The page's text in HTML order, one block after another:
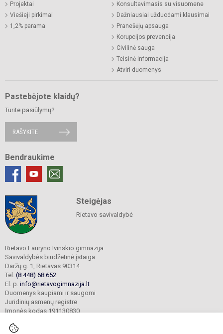
Projektai
Viešieji pirkimai
1,2% parama
Konsultavimasis su visuomene
Dažniausiai užduodami klausimai
Pranešėjų apsauga
Korupcijos prevencija
Civilinė sauga
Teisinė informacija
Atviri duomenys
Pastebėjote klaidų?
Turite pasiūlymų?
RAŠYKITE
Bendraukime
Steigėjas
Rietavo savivaldybė
Rietavo Lauryno Ivinskio gimnazija
Savivaldybės biudžetinė įstaiga
Daržų g. 1, Rietavas 90314
Tel. (8 448) 68 652
El. p. info@rietavogimnazija.lt
Duomenys kaupiami ir saugomi
Juridinių asmenų registre
Įmonės kodas 191130830